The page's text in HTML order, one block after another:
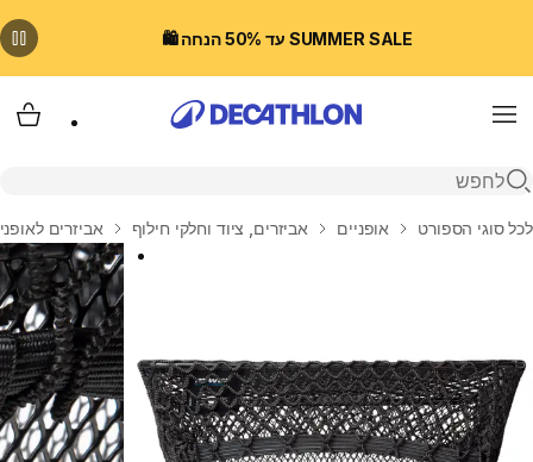
SUMMER SALE עד 50% הנחה 🛍️
Menu
פתיחת חיפוש
בית
לכל סוגי הספורט אופניים אביזרים, ציוד וחלקי חילוף אביזרים